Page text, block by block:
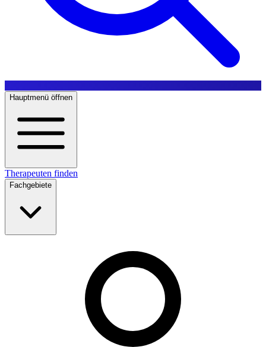
Hauptmenü öffnen
Therapeuten finden
Fachgebiete